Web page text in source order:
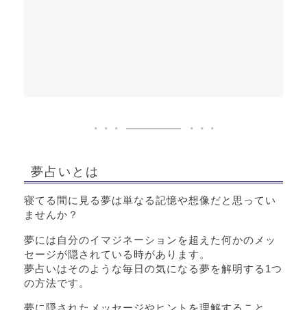
夢占いとは
寝てる間に見る夢は単なる記憶や想像だと思ってい
ませんか？
夢には自分のイマジネーションを超えた何かのメッ
セージが隠されている時があります。
夢占いはそのような毎日の気になる夢を解明する1つ
の方法です。
夢に隠されたメッセージやヒントを理解すること